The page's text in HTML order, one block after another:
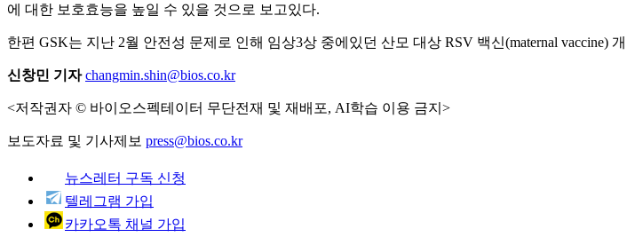
에 대한 보호효능을 높일 수 있을 것으로 보고있다.
한편 GSK는 지난 2월 안전성 문제로 인해 임상3상 중에있던 산모 대상 RSV 백신(maternal
신창민 기자 changmin.shin@bios.co.kr
<저작권자 © 바이오스펙테이터 무단전재 및 재배포, AI학습 이용 금지>
보도자료 및 기사제보 press@bios.co.kr
뉴스레터 구독 신청
텔레그램 가입
카카오톡 채널 가입